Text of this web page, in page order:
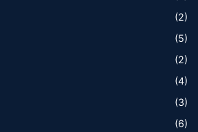
(2)
(5)
(2)
(4)
(3)
(6)